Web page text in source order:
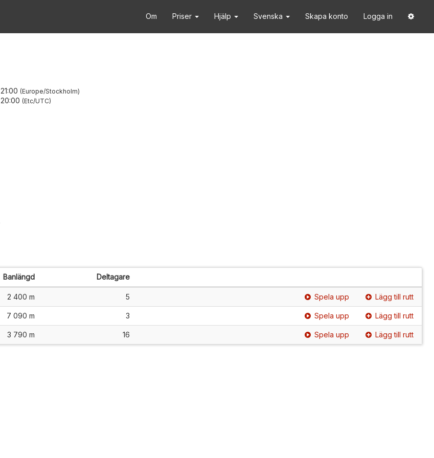
Om Priser Hjälp Svenska Skapa konto Logga in
21:00 Europe/Stockholm
20:00 Etc/UTC
Banlängd Deltagare
2 400 m 5 Spela upp Lägg till rutt
7 090 m 3 Spela upp Lägg till rutt
3 790 m 16 Spela upp Lägg till rutt